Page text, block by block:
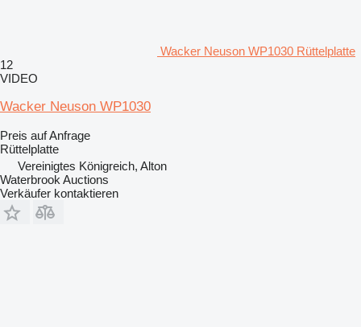
Wacker Neuson WP1030 Rüttelplatte
12
VIDEO
Wacker Neuson WP1030
Preis auf Anfrage
Rüttelplatte
Vereinigtes Königreich, Alton
Waterbrook Auctions
Verkäufer kontaktieren